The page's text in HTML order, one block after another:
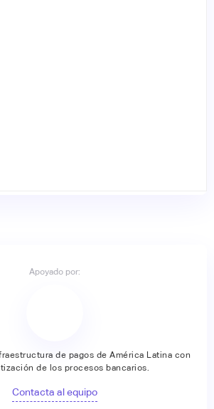
Apoyado por:
de pagos de América Latina con
de los procesos bancarios.
Contacta al equipo